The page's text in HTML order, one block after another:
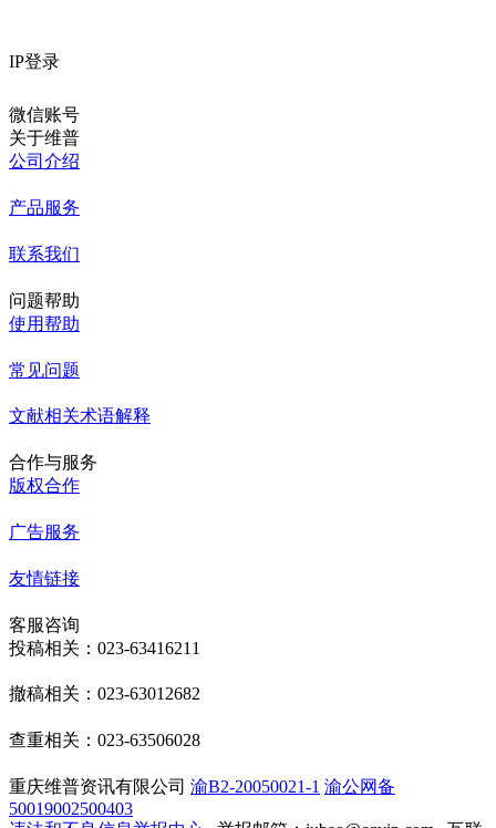
IP登录
微信账号
关于维普
公司介绍
产品服务
联系我们
问题帮助
使用帮助
常见问题
文献相关术语解释
合作与服务
版权合作
广告服务
友情链接
客服咨询
投稿相关：023-63416211
撤稿相关：023-63012682
查重相关：023-63506028
重庆维普资讯有限公司 渝B2-20050021-1 渝公网备
50019002500403